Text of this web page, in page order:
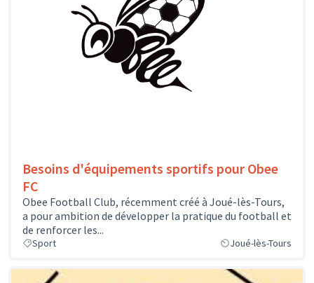
Besoins d'équipements sportifs pour Obee
FC
Obee Football Club, récemment créé à Joué-lès-Tours,
a pour ambition de développer la pratique du football et
de renforcer les...
Sport Joué-lès-Tours